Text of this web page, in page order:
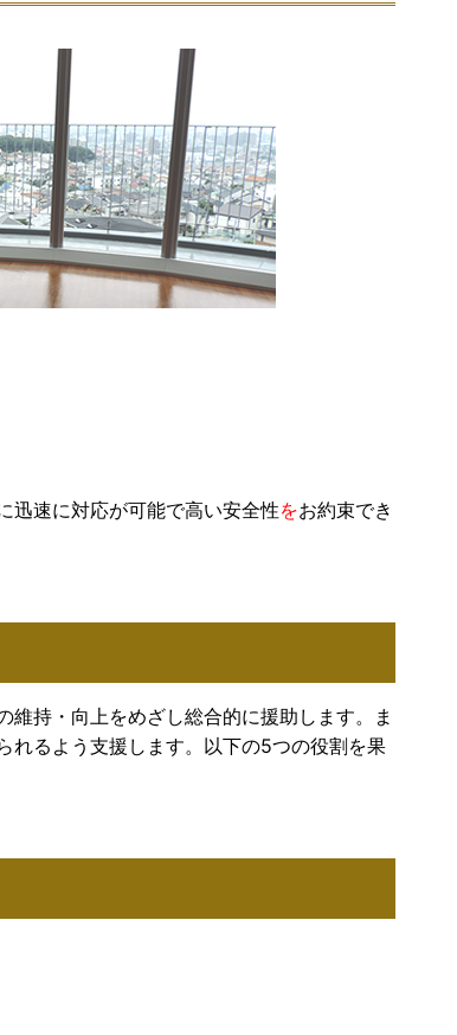
迅速に対応が可能で高い安全性をお約束でき
持・向上をめざし総合的に援助します。ま
れるよう支援します。以下の5つの役割を果